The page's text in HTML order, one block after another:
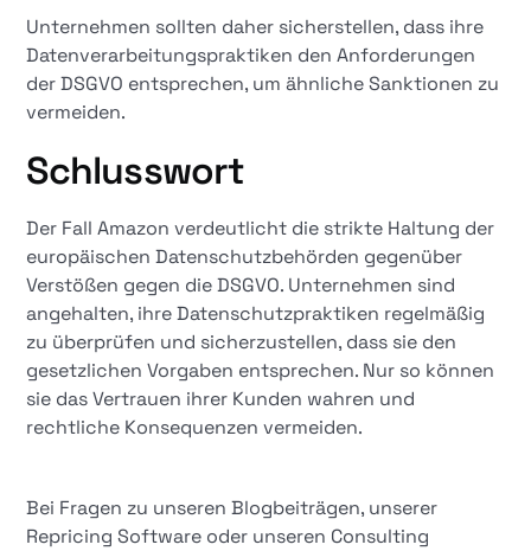
Unternehmen sollten daher sicherstellen, dass ihre
Datenverarbeitungspraktiken den Anforderungen
der DSGVO entsprechen, um ähnliche Sanktionen zu
vermeiden.​
Schlusswort
Der Fall Amazon verdeutlicht die strikte Haltung der
europäischen Datenschutzbehörden gegenüber
Verstößen gegen die DSGVO. Unternehmen sind
angehalten, ihre Datenschutzpraktiken regelmäßig
zu überprüfen und sicherzustellen, dass sie den
gesetzlichen Vorgaben entsprechen. Nur so können
sie das Vertrauen ihrer Kunden wahren und
rechtliche Konsequenzen vermeiden.​
Bei Fragen zu unseren Blogbeiträgen, unserer
Repricing Software oder unseren Consulting